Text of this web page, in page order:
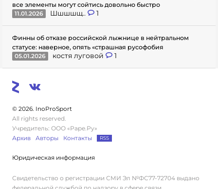
все элементы могут сойтись довольно быстро
11.01.2026
Шшшшщ.. 1
Финны об отказе российской лыжнице в нейтральном
статусе: наверное, опять «страшная русофобия
05.01.2026
костя луговой 1
© 2026. InoProSport
All rights reserved.
Учредитель: ООО «Раре.Ру»
Архив
Авторы Контакты RSS
Юридическая информация
Свидетельство о регистрации СМИ Эл №ФС77-72704 выдано